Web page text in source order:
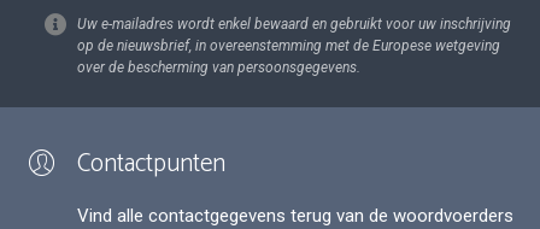
Uw e-mailadres wordt enkel bewaard en gebruikt voor uw inschrijving
op de nieuwsbrief, in overeenstemming met de Europese wetgeving
over de bescherming van persoonsgegevens.
Contactpunten
Vind alle contactgegevens terug van de woordvoerders